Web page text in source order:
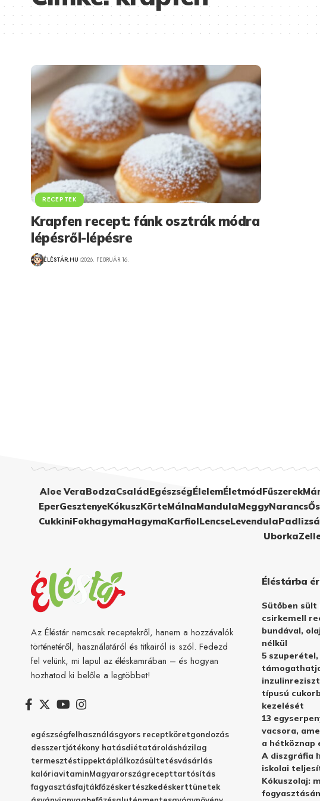
RECEPTEK
Krapfen recept: fánk osztrák módra
lépésről-lépésre
ÉLÉSTÁR.HU 2026. FEBRUÁR 16.
Aloe VeraBodzaCsaládEgészségÉlelemÉletmódFűszerek
EperGesztenyeKókuszKörteMálnaMandulaMeggyNarancs
CukkiniFokhagymaHagymaKarfiolLencseLevendula
Uborka
Az Éléstár nemcsak receptekről, hanem a hozzávalók
történetéről, használatáról és titkairól is szól. Fedezd
fel velünk, mi lapul az éléskamrában – és hogyan
hozhatod ki belőle a legtöbbet!
egészségfelhasználásgyors receptköretgondozás
desszertjótékony hatásdiétatárolásházilag
termesztéstippektáplálkozásültetésvásárlás
kalóriavitaminMagyarországrecepttartósítás
fagyasztásfajtákfőzéskertészkedéskerttünetek
Éléstárba
Sütőben sült
csirkemell
bundával,
nélkül
5
típusú
kezelését
13
vacsora,
a hétköznap
A diszgráfia
iskolai
Kókuszolaj: